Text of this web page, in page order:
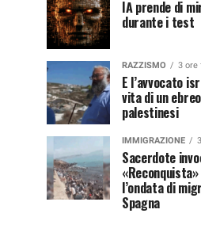
IA prende di
durante i test
RAZZISMO 3 ore
E l’avvocato
vita di un
palestinesi
IMMIGRAZIONE
Sacerdote
l’ondata di
Spagna